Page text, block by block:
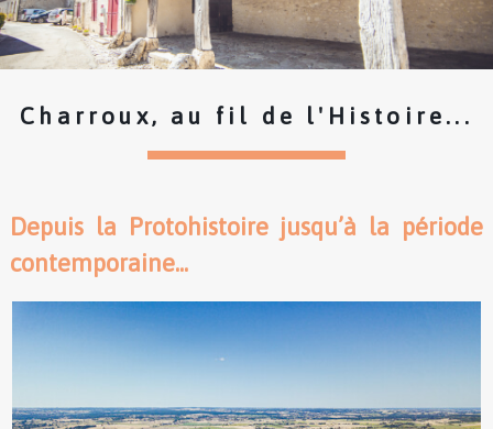
Charroux, au fil de l'Histoire...
Depuis la Protohistoire jusqu’à la période
contemporaine...